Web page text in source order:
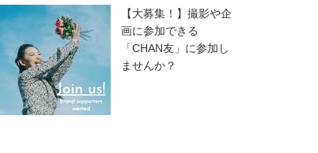
【大募集！】撮影や企
画に参加できる
「CHAN友」に参加し
ませんか？